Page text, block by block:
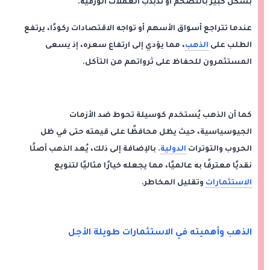
بشكل كبير بالتضخم أو تذبذب العملات الورقية.
عندما تتراجع أسواق الأسهم أو تواجه الاقتصادات ركودًا، يرتفع
الطلب على الذهب، مما يؤدي إلى ارتفاع سعره، إذ يسعى
المستثمرون للحفاظ على ثرواتهم من التآكل.
كما أن الذهب يُستخدم كوسيلة تحوط ضد الأزمات
الجيوسياسية، حيث يظل محافظًا على قيمته حتى في ظل
الحروب والتوترات الدولية. بالإضافة إلى ذلك، يُعد الذهب أصلًا
نقديًا معترفًا به عالميًا، مما يجعله خيارًا مثاليًا لتنويع
الاستثمارات وتقليل المخاطر.
الذهب وأهميته في الاستثمارات طويلة الأجل